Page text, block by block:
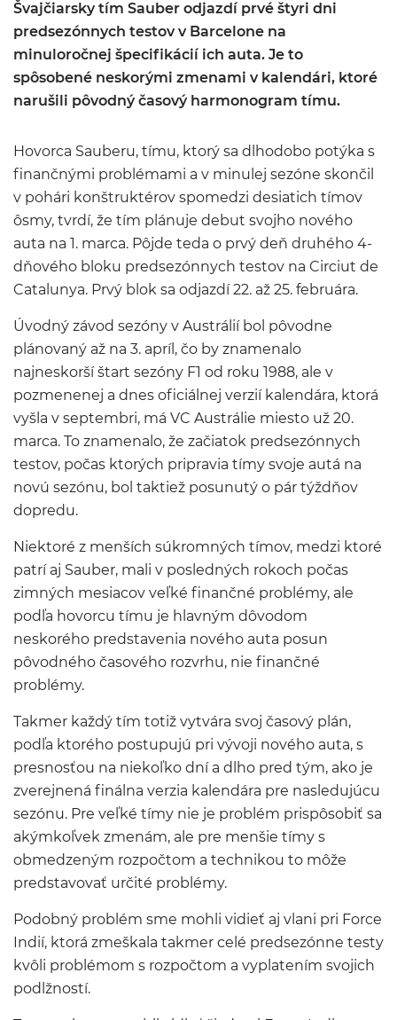
Švajčiarsky tím Sauber odjazdí prvé štyri dni
predsezónnych testov v Barcelone na
minuloročnej špecifikácií ich auta. Je to
spôsobené neskorými zmenami v kalendári, ktoré
narušili pôvodný časový harmonogram tímu.
Hovorca Sauberu, tímu, ktorý sa dlhodobo potýka s
finančnými problémami a v minulej sezóne skončil
v pohári konštruktérov spomedzi desiatich tímov
ôsmy, tvrdí, že tím plánuje debut svojho nového
auta na 1. marca. Pôjde teda o prvý deň druhého 4-
dňového bloku predsezónnych testov na Circiut de
Catalunya. Prvý blok sa odjazdí 22. až 25. februára.
Úvodný závod sezóny v Austrálií bol pôvodne
plánovaný až na 3. apríl, čo by znamenalo
najneskorší štart sezóny F1 od roku 1988, ale v
pozmenenej a dnes oficiálnej verzií kalendára, ktorá
vyšla v septembri, má VC Austrálie miesto už 20.
marca. To znamenalo, že začiatok predsezónnych
testov, počas ktorých pripravia tímy svoje autá na
novú sezónu, bol taktiež posunutý o pár týždňov
dopredu.
Niektoré z menších súkromných tímov, medzi ktoré
patrí aj Sauber, mali v posledných rokoch počas
zimných mesiacov veľké finančné problémy, ale
podľa hovorcu tímu je hlavným dôvodom
neskorého predstavenia nového auta posun
pôvodného časového rozvrhu, nie finančné
problémy.
Takmer každý tím totiž vytvára svoj časový plán,
podľa ktorého postupujú pri vývoji nového auta, s
presnosťou na niekoľko dní a dlho pred tým, ako je
zverejnená finálna verzia kalendára pre nasledujúcu
sezónu. Pre veľké tímy nie je problém prispôsobiť sa
akýmkoľvek zmenám, ale pre menšie tímy s
obmedzeným rozpočtom a technikou to môže
predstavovať určité problémy.
Podobný problém sme mohli vidieť aj vlani pri Force
Indií, ktorá zmeškala takmer celé predsezónne testy
kvôli problémom s rozpočtom a vyplatením svojich
podlžností.